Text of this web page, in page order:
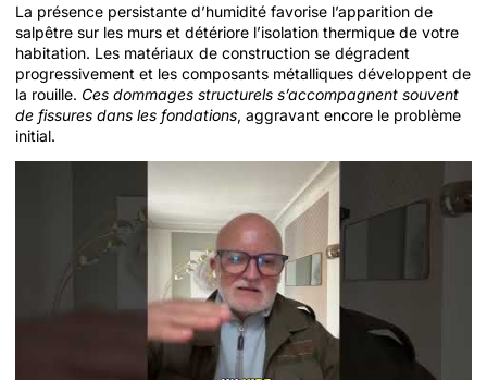
La présence persistante d’humidité favorise l’apparition de
salpêtre sur les murs et détériore l’isolation thermique de votre
habitation. Les matériaux de construction se dégradent
progressivement et les composants métalliques développent de
la rouille. Ces dommages structurels s’accompagnent souvent
de fissures dans les fondations, aggravant encore le problème
initial.